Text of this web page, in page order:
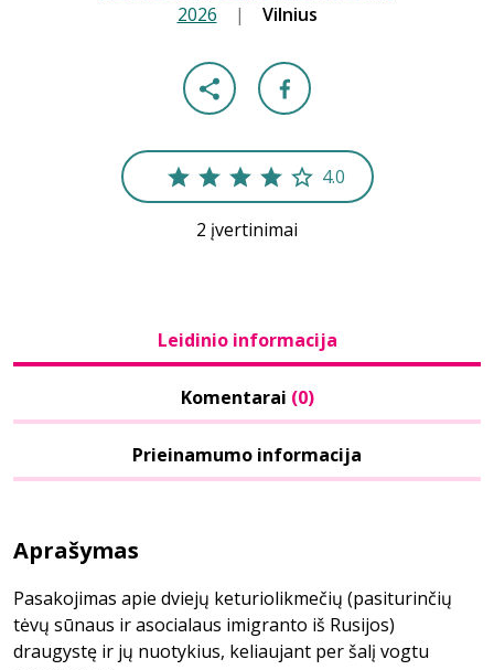
2026 | Vilnius
4.0
2 įvertinimai
Leidinio informacija
Komentarai (0)
Prieinamumo informacija
Aprašymas
Pasakojimas apie dviejų keturiolikmečių (pasiturinčių
tėvų sūnaus ir asocialaus imigranto iš Rusijos)
draugystę ir jų nuotykius, keliaujant per šalį vogtu